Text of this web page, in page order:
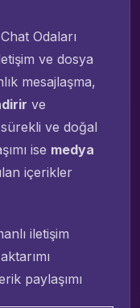
Odaları
ve dosya
mesajlaşma,
ve
sürekli ve doğal
ise medya
içerikler
iletişim
paylaşımı